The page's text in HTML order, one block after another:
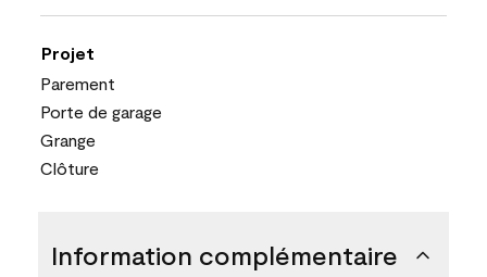
Projet
Parement
Porte de garage
Grange
Clôture
Information complémentaire